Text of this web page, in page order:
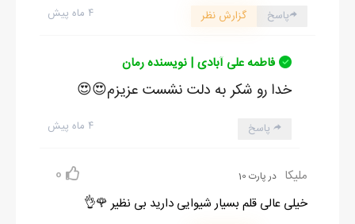
۴ ماه پیش پاسخ گزارش نظر
فاطمه علی آبادی | نویسنده رمان
خدا رو شکر به دلت نشست عزیزم😍😍
۴ ماه پیش پاسخ
ملیکا در پارت 10 0
خیلی عالی قلم بسیار شیوایی دارید بی نظیر 🌹👌